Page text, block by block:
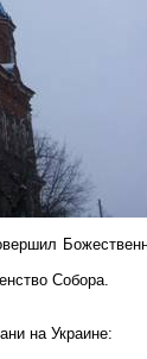
Собора.
на Украине: